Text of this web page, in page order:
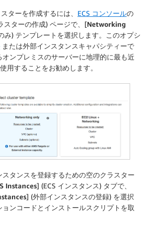
ターを作成するには、 ECS コンソールの
スターの作成) ページで、[Networking
み) テンプレートを選択します。このオプシ
または外部インスタンスキャパシティーで
ンプレミスのサーバーに地理的に最も近
用することをお勧めします。
スタンスを登録するための空のクラスター
Instances] (ECS インスタンス) タブで、
] (外部インスタンスの登録) を選択
ョンコードとインストールスクリプトを取